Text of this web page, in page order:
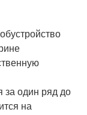
один ряд до
на